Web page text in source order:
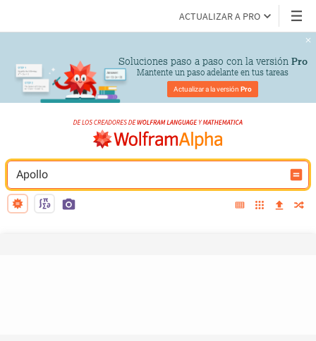
ACTUALIZAR A PRO
Soluciones paso a paso con la versión Pro
Mantente un paso adelante en tus tareas
Actualizar a la versión Pro
Apollo